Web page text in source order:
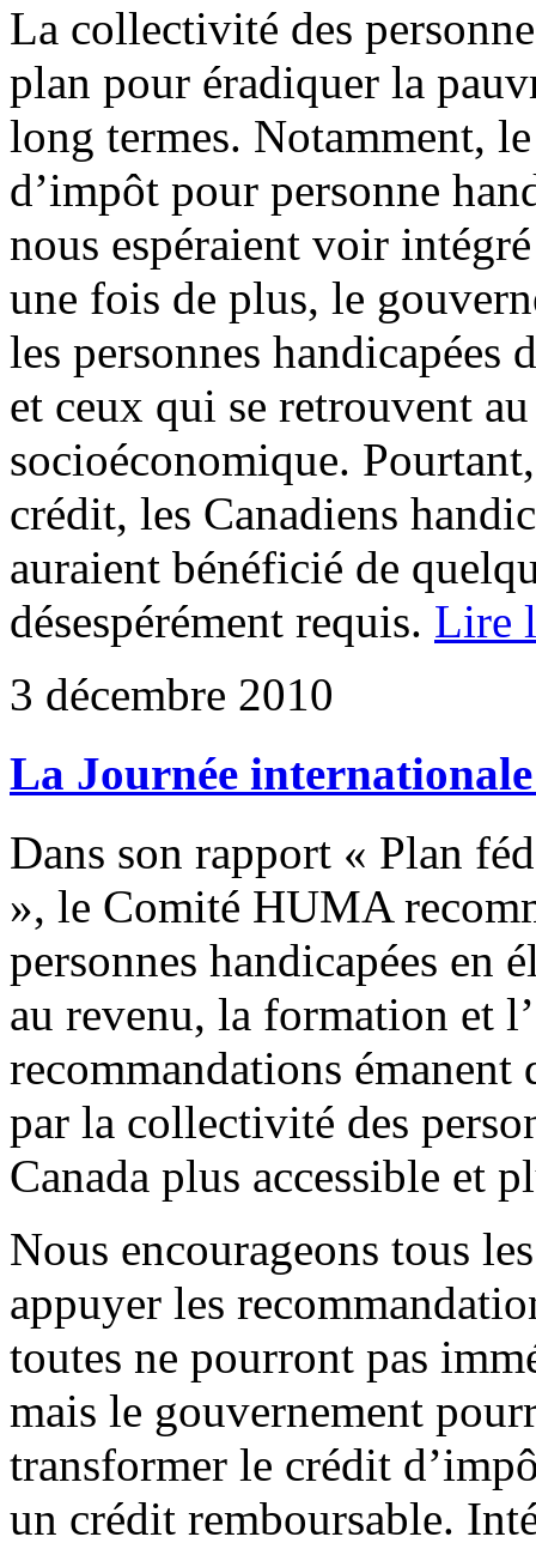
La collectivité des
plan pour éradiquer la
long termes. Notamment,
d’impôt pour personne
nous espéraient voir
une fois de plus, le
les personnes handicapées
et ceux qui se retrouvent
socioéconomique.
crédit, les Canadiens
auraient bénéficié de
désespérément requis. Lire
3 décembre 2010
La Journée internationale
Dans son rapport « Plan
», le Comité HUMA
personnes handicapées en
au revenu, la formation et
recommandations
par la collectivité des
Canada plus accessible et
Nous encourageons tous
appuyer les
toutes ne pourront pas
mais le gouvernement
transformer le crédit
un crédit remboursable.